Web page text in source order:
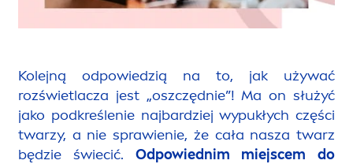
Kolejną odpowiedzią na to, jak używać
rozświetlacza jest „oszczędnie”! Ma on służyć
jako podkreślenie najbardziej wypukłych części
twarzy, a nie sprawienie, że cała nasza twarz
będzie świecić. Odpowiednim miejscem do